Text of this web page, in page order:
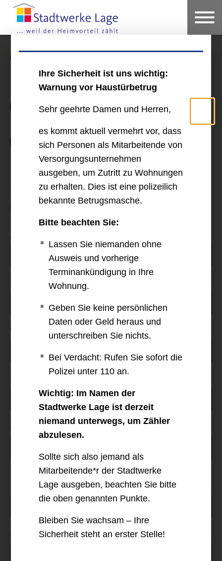
Bestellformular Tarif LageErdgas
Daten Lieferung
Zahlung
Daten
Persönliche Angaben
Anrede
Titel/Unternehmensname
Vorname *
Straße *
Hausnummer *
Ihre Sicherheit ist uns wichtig:
Warnung vor Haustürbetrug
Sehr geehrte Damen und Herren,
es kommt aktuell vermehrt vor, dass
sich Personen als Mitarbeitende von
Versorgungsunternehmen
ausgeben, um Zutritt zu Wohnungen
zu erhalten. Dies ist eine polizeilich
bekannte Betrugsmasche.
Bitte beachten Sie:
Lassen Sie niemanden ohne
Ausweis und vorherige
Terminankündigung in Ihre
Wohnung.
Geben Sie keine persönlichen
Daten oder Geld heraus und
unterschreiben Sie nichts.
Bei Verdacht: Rufen Sie sofort die
Polizei unter 110 an.
Wichtig: Im Namen der
Stadtwerke Lage ist derzeit
niemand unterwegs, um Zähler
abzulesen.
Sollte sich also jemand als
Mitarbeitende*r der Stadtwerke
Lage ausgeben, beachten Sie bitte
die oben genannten Punkte.
Bleiben Sie wachsam – Ihre
Sicherheit steht an erster Stelle!